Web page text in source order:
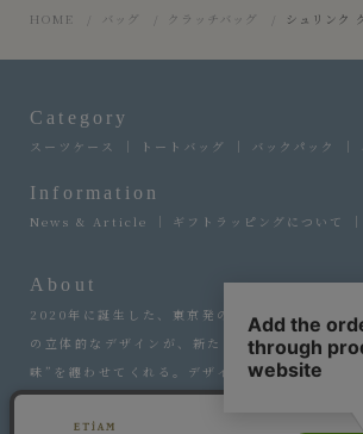
HOME バッグ クラッチバッグ シュリンク
About
2020年に誕生した、東京発のバッグブランド『エ
の立体的なデザインが、新たなラグジュアリーと
味”を纏わせてくれる。デザイナーの感性と職人
永遠に愛せるファッションアイテムの輝きを。
Information
News & Article ギフトラッピングについて
Category
スーツケース トートバッグ バックパック